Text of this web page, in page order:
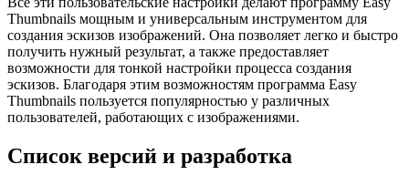
Thumbnails мощным и универсальным инструментом для
создания эскизов изображений. Она позволяет легко и быстро
получить нужный результат, а также предоставляет
возможности для тонкой настройки процесса создания
эскизов. Благодаря этим возможностям программа Easy
Thumbnails пользуется популярностью у различных
пользователей, работающих с изображениями.
Список версий и разработка